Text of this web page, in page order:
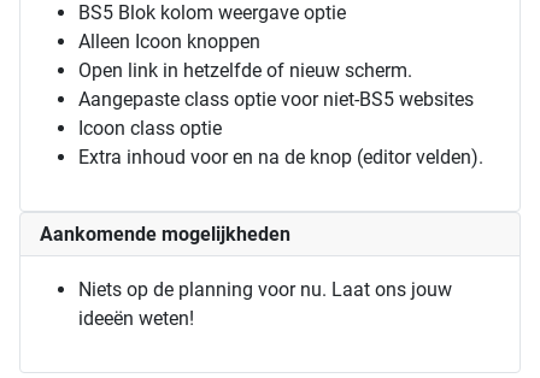
BS5 Blok kolom weergave optie
Alleen Icoon knoppen
Open link in hetzelfde of nieuw scherm.
Aangepaste class optie voor niet-BS5 websites
Icoon class optie
Extra inhoud voor en na de knop (editor velden).
Aankomende mogelijkheden
Niets op de planning voor nu. Laat ons jouw
ideeën weten!